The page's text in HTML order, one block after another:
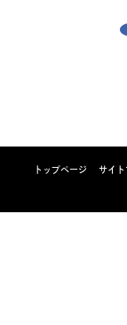
トップページ サイ